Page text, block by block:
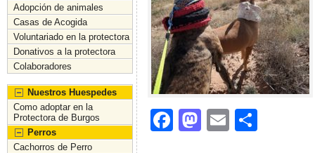
Adopción de animales
Casas de Acogida
Voluntariado en la protectora
Donativos a la protectora
Colaboradores
Nuestros Huespedes
Como adoptar en la
Protectora de Burgos
Perros
Cachorros de Perro
F
M
E